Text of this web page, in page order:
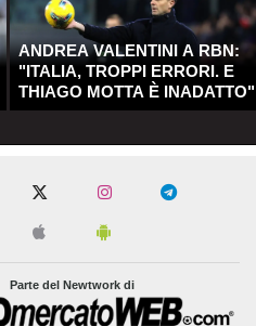
ANDREA VALENTINI A RBN:
"ITALIA, TROPPI ERRORI. E
THIAGO MOTTA È INADATTO"
Parte del Newtwork di